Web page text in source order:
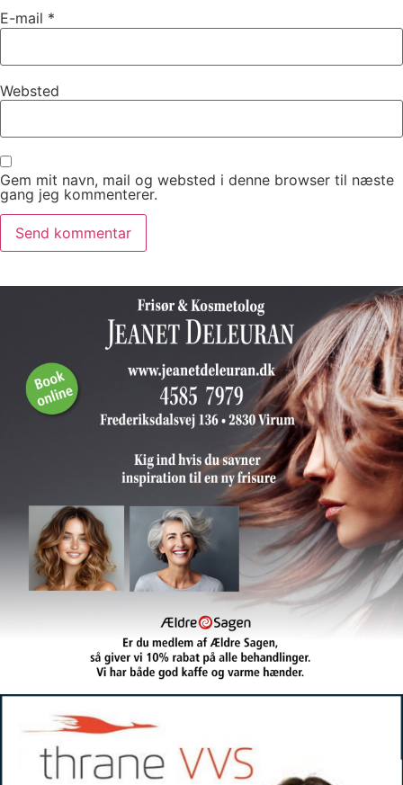
E-mail *
Websted
Gem mit navn, mail og websted i denne browser til næste
gang jeg kommenterer.